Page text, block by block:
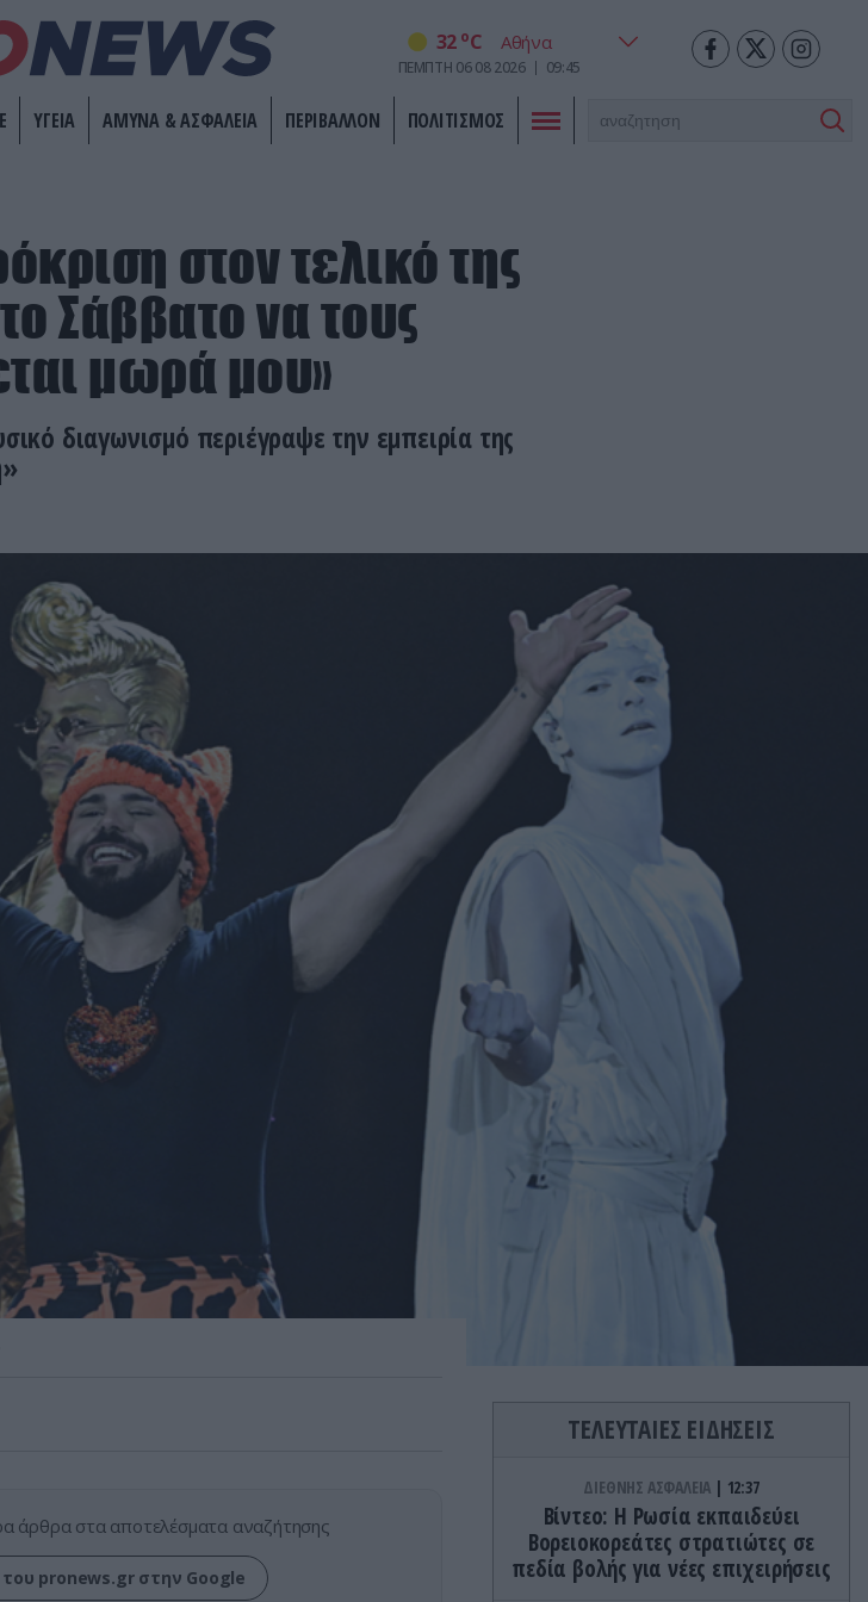
32 oC
ΠΕΜΠΤΗ 06 08 2026 09:45
ΥΓΕΙΑ ΑΜΥΝΑ & ΑΣΦΑΛΕΙΑ ΠΕΡΙΒΑΛΛΟΝ ΠΟΛΙΤΙΣΜΟΣ
στον τελικό της
Σάββατο να τους
μωρά μου»
διαγωνισμό περιέγραψε την εμπειρία της
άρθρα στα αποτελέσματα αναζήτησης
pronews.gr στην Google
ΤΕΛΕΥΤΑΙΕΣ ΕΙΔΗΣΕΙΣ
ΔΙΕΘΝΗΣ ΑΣΦΑΛΕΙΑ 12:37
Βίντεο: Η Ρωσία εκπαιδεύει
Βορειοκορεάτες στρατιώτες σε
πεδία βολής για νέες επιχειρήσεις